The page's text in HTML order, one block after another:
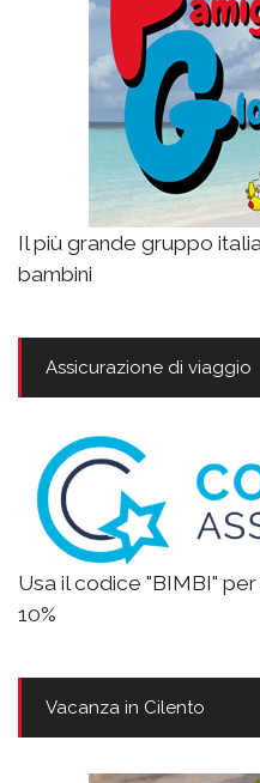
Il più grande gruppo
bambini
Assicurazione di viaggio
Usa il codice "BIMBI"
10%
Vacanza in Cilento